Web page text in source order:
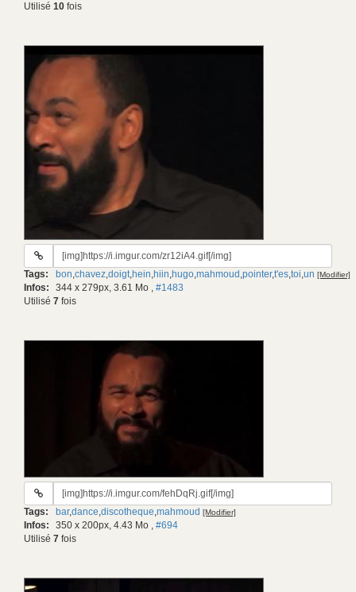
Utilisé 10 fois
URL
gif:
Tags: bon,chavez,doigt,hein,hiin,hugo,mahmoud ,pointer,t'es,toi,un [Modifier]
Infos: 344 x 279px, 3.61 Mo , #1483
Utilisé 7 fois
URL
gif:
Tags: bar,dance,discotheque,mahmoud [Modifier]
Infos: 350 x 200px, 4.43 Mo , #694
Utilisé 7 fois